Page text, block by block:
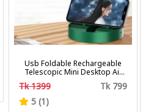
Usb Foldable Rechargeable
Telescopic Mini Desktop Air
Fan 3 In 1 Camping Portable
Tk 1399
Tk 799
5 (1)